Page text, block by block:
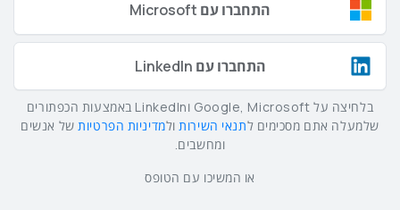
התחברו עם Microsoft
התחברו עם LinkedIn
בלחיצה על Google, Microsoft וLinkedIn באמצעות הכפתורים
שלמעלה אתם מסכימים לתנאי השירותולמדיניות הפרטיותשל אנשים
ומחשבים.
או המשיכו עם הטופס